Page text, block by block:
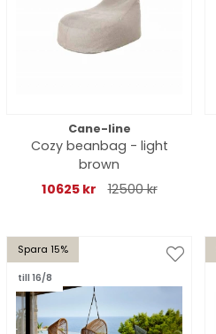
Cane-line
Cozy beanbag - light
brown
10625 kr
12500 kr
Spara 15%
till 16/8